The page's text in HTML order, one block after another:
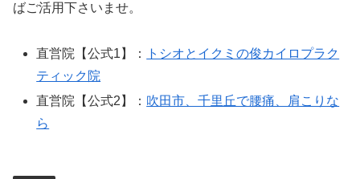
ばご活用下さいませ。
直営院【公式1】：
トシオとイクミの俊カイロプラク
ティック院
直営院【公式2】： 吹田市、千里丘で腰痛、肩こりな
ら